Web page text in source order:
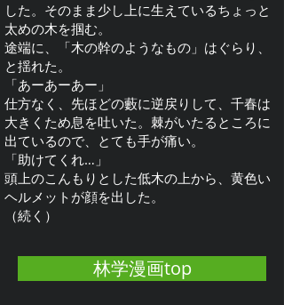
した。そのまま少し上に生えているちょっと
太めの木を掴む。
途端に、「木の幹のようなもの」はぐらり、
と揺れた。
「あーあーあー」
仕方なく、先ほどの藪に逆戻りして、千春は
大きくため息を吐いた。棘がいたるところに
出ているので、とても手が痛い。
「助けてくれ…」
頭上のこんもりとした低木の上から、黄色い
ヘルメットが顔を出した。
​（続く）
林学漫画top